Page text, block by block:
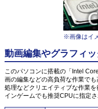
※画像はイ
動画編集やグラフィ
このパソコンに搭載の「Intel
画の編集などの高負荷な作業で
処理などクリエイティブな作業
インゲームでも推奨CPUに指定